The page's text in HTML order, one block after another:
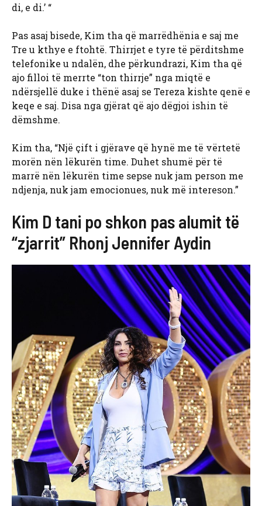
di, e di.’ “
Pas asaj bisede, Kim tha që marrëdhënia e saj me
Tre u kthye e ftohtë. Thirrjet e tyre të përditshme
telefonike u ndalën, dhe përkundrazi, Kim tha që
ajo filloi të merrte “ton thirrje” nga miqtë e
ndërsjellë duke i thënë asaj se Tereza kishte qenë e
keqe e saj. Disa nga gjërat që ajo dëgjoi ishin të
dëmshme.
Kim tha, “Një çift i gjërave që hynë me të vërtetë
morën nën lëkurën time. Duhet shumë për të
marrë nën lëkurën time sepse nuk jam person me
ndjenja, nuk jam emocionues, nuk më intereson.”
Kim D tani po shkon pas alumit të
“zjarrit” Rhonj Jennifer Aydin